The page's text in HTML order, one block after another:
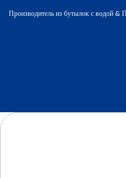
Производитель из бутылок с водой